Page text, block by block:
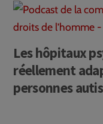
Les hôpitaux
réellement
personnes